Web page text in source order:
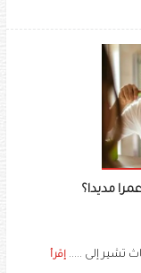
مديدا؟
تشير إلى ..... إقرأ